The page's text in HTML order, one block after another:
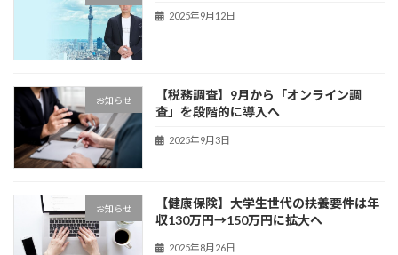
2025年9月12日
お知らせ
【税務調査】9月から「オンライン調
査」を段階的に導入へ
2025年9月3日
お知らせ
【健康保険】大学生世代の扶養要件は年
収130万円→150万円に拡大へ
2025年8月26日